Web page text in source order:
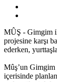
MÛŞ - Gimgim
projesine karşı
ederken,
Mûş’un Gimgim
içerisinde